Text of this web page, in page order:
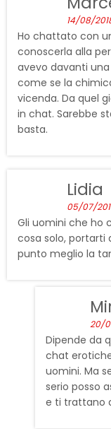
14/08/
Ho chattato con
conoscerla alla
avevo davanti
come se la
vicenda. Da quel
in chat. Sarebbe
basta.
Lidia
05/07/
Gli uomini che ho
cosa solo, portarti
punto meglio la
20/
Dipende da
chat
uomini. Ma
serio posso
e ti trattano